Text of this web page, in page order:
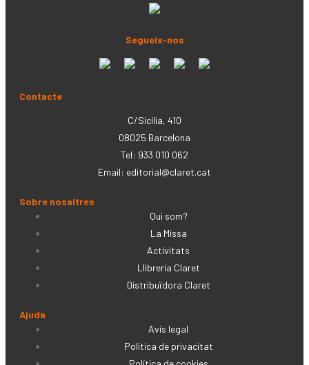
Segueix-nos
Contacte
C/Sicília, 410
08025 Barcelona
Tel: 933 010 062
Email: editorial@claret.cat
Sobre nosaltres
Qui som?
La Missa
Activitats
Llibreria Claret
Distribuïdora Claret
Ajuda
Avís legal
Política de privacitat